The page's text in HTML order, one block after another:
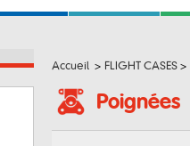
Accueil > FLIGHT CASES >
Poignées